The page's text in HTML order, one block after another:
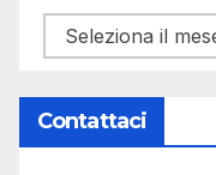
Archivi
Contattaci